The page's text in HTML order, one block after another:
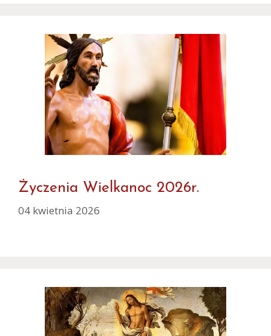
Życzenia Wielkanoc 2026r.
04 kwietnia 2026